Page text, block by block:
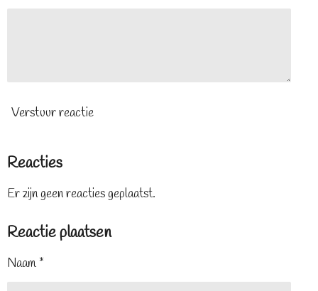
Verstuur reactie
Reacties
Er zijn geen reacties geplaatst.
Reactie plaatsen
Naam *